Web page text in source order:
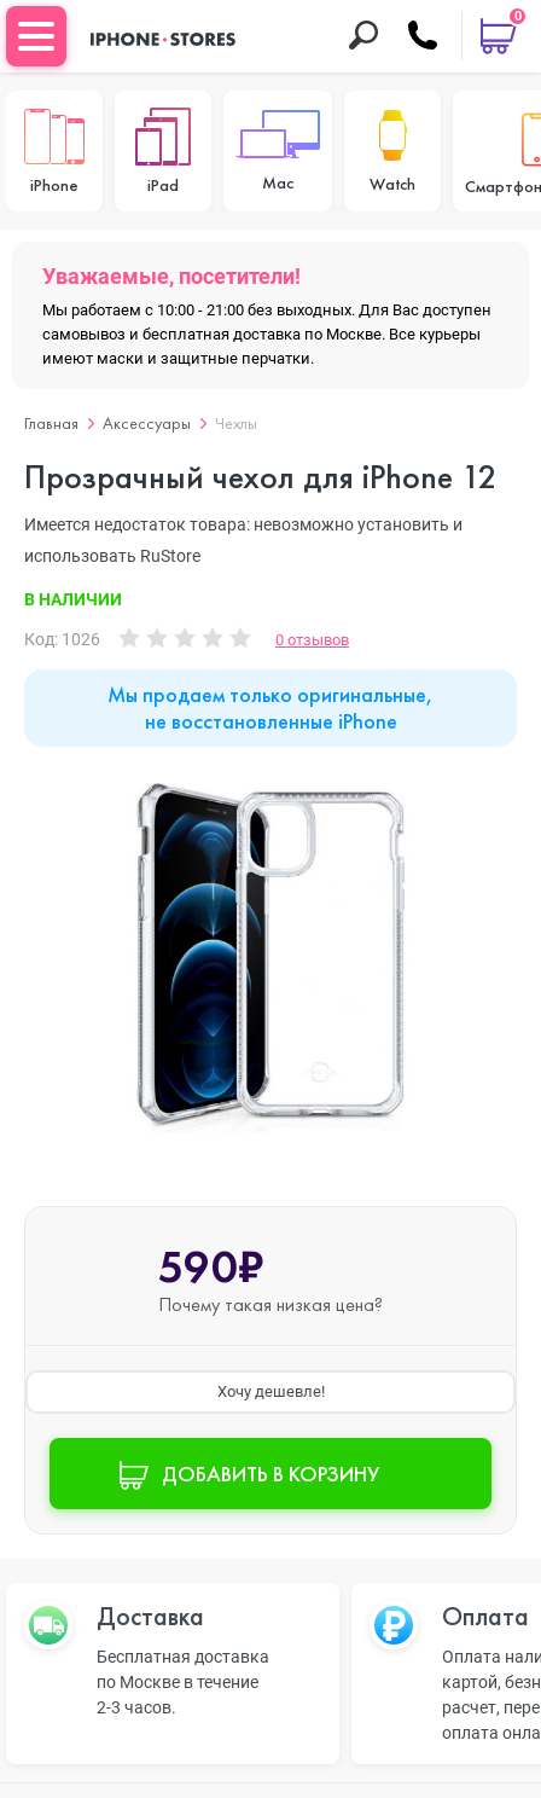
0
iPhone iPad Mac Watch
Уважаемые, посетители!
Мы работаем с 10:00 - 21:00 без выходных. Для Вас доступен
самовывоз и бесплатная доставка по Москве. Все курьеры
имеют маски и защитные перчатки.
Главная Аксессуары Чехлы
Прозрачный чехол для iPhone 12
Имеется недостаток товара: невозможно установить и
использовать RuStore
В НАЛИЧИИ
Код: 1026 0 отзывов
Мы продаем только оригинальные,
не восстановленные iPhone
590₽
Почему такая низкая цена?
Хочу дешевле!
ДОБАВИТЬ В КОРЗИНУ
Доставка
Бесплатная доставка
по Москве в течение
2-3 часов.
Оплата
Оплата
картой,
расчет,
оплата